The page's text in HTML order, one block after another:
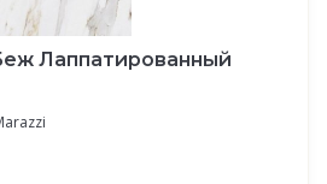
Лаппатированный